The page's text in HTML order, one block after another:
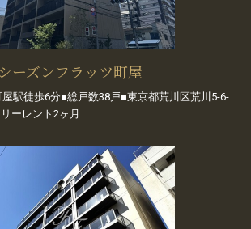
シーズンフラッツ町屋
駅徒歩6分■総戸数38戸■東京都荒川区荒川5-6-
ーレント2ヶ月